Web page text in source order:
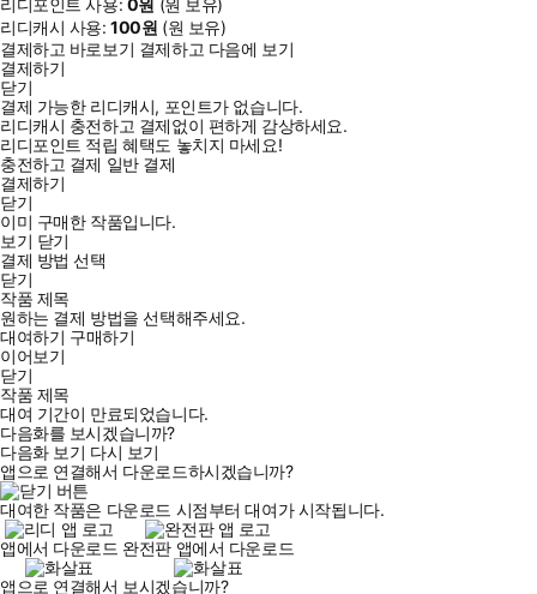
리디포인트 사용: 0원 (원 보유)
리디캐시 사용:100원 (원 보유)
결제하고 바로보기 결제하고 다음에 보기
결제하기
닫기
결제 가능한 리디캐시, 포인트가 없습니다.
리디캐시 충전하고 결제없이 편하게 감상하세요.
리디포인트 적립 혜택도 놓치지 마세요!
충전하고 결제 일반 결제
결제하기
닫기
이미 구매한 작품입니다.
보기 닫기
결제 방법 선택
닫기
작품 제목
원하는 결제 방법을 선택해주세요.
대여하기 구매하기
이어보기
닫기
작품 제목
대여 기간이 만료되었습니다.
다음화를 보시겠습니까?
다음화 보기 다시 보기
앱으로 연결해서 다운로드하시겠습니까?
대여한 작품은 다운로드 시점부터 대여가 시작됩니다.
앱에서 다운로드 완전판 앱에서 다운로드
앱으로 연결해서 보시겠습니까?